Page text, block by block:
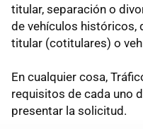
titular, separación o
de vehículos históricos,
titular (cotitulares) o
En cualquier cosa,
requisitos de cada uno
presentar la solicitud.